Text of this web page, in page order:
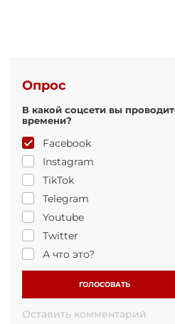
Опрос
В какой соцсети вы
времени?
Facebook
Instagram
TikTok
Telegram
Youtube
Twitter
А что это?
ГОЛОСОВАТЬ
Оставить комментарий